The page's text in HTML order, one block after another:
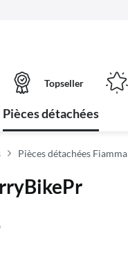
Topseller
Pièces détachées
Pièces détachées Fiamma